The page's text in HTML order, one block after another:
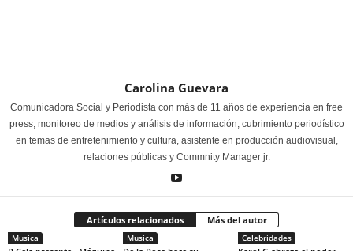
Carolina Guevara
Comunicadora Social y Periodista con más de 11 años de experiencia en free
press, monitoreo de medios y análisis de información, cubrimiento periodístico
en temas de entretenimiento y cultura, asistente en producción audiovisual,
relaciones públicas y Commnity Manager jr.
Artículos relacionados Más del autor
Musica Musica Celebridades